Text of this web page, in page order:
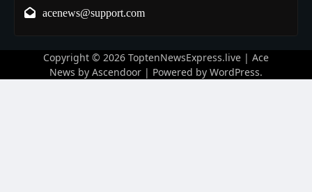
acenews@support.com
Copyright © 2026 ToptenNewsExpress.live | Ace
News by Ascendoor | Powered by WordPress.